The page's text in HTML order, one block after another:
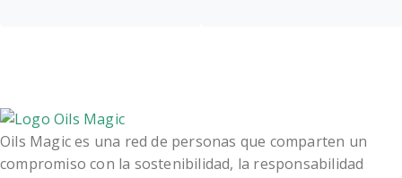
Oils Magic es una red de personas que comparten un
compromiso con la sostenibilidad, la responsabilidad